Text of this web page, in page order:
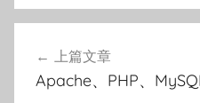
上篇文章
Apache、PHP、